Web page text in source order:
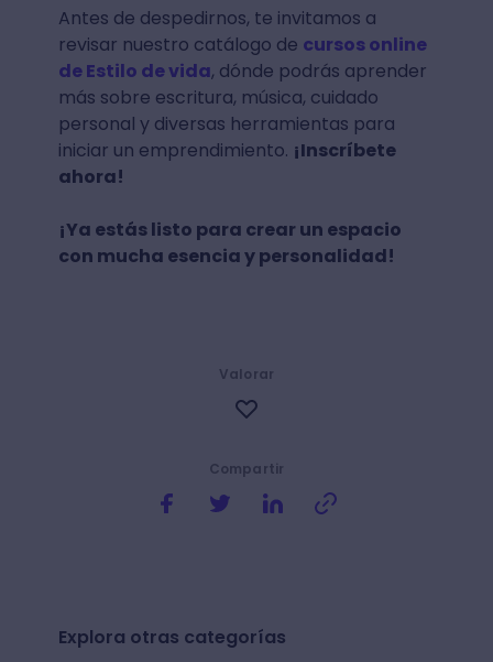
Antes de despedirnos, te invitamos a
revisar nuestro catálogo de cursos online
de Estilo de vida, dónde podrás aprender
más sobre escritura, música, cuidado
personal y diversas herramientas para
iniciar un emprendimiento. ¡Inscríbete
ahora!
¡Ya estás listo para crear un espacio
con mucha esencia y personalidad!
Compartir
Valorar
Explora otras categorías